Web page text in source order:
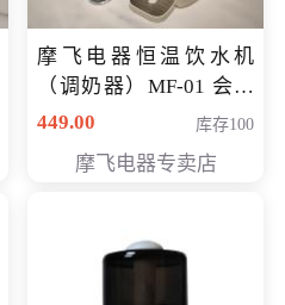
摩飞电器恒温饮水机
（调奶器）MF-01 会员
专享价366元
449.00 库存100
摩飞电器专卖店